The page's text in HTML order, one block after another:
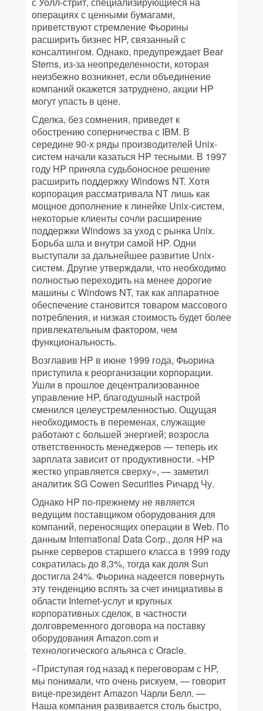
операциях с ценными бумагами,
приветствуют стремление Фьорины
расширить бизнес HP, связанный с
консалтингом. Однако, предупреждает Bear
Sterns, из-за неопределенности, которая
неизбежно возникнет, если объединение
компаний окажется затруднено, акции HP
могут упасть в цене.
Сделка, без сомнения, приведет к
обострению соперничества с IBM. В
середине 90-х ряды производителей Unix-
систем начали казаться HP тесными. В 1997
году HP приняла судьбоносное решение
расширить поддержку Windows NT. Хотя
корпорация рассматривала NT лишь как
мощное дополнение к линейке Unix-систем,
некоторые клиенты сочли расширение
поддержки Windows за уход с рынка Unix.
Борьба шла и внутри самой HP. Одни
выступали за дальнейшее развитие Unix-
систем. Другие утверждали, что необходимо
полностью переходить на менее дорогие
машины с Windows NT, так как аппаратное
обеспечение становится товаром массового
потребления, и низкая стоимость будет более
привлекательным фактором, чем
функциональность.
Возглавив HP в июне 1999 года, Фьорина
приступила к реорганизации корпорации.
Ушли в прошлое децентрализованное
управление HP, благодушный настрой
сменился целеустремленностью. Ощущая
необходимость в переменах, служащие
работают с большей энергией; возросла
ответственность менеджеров — теперь их
зарплата зависит от продуктивности. «HP
жестко управляется сверху», — заметил
аналитик SG Cowen Securities Ричард Чу.
Однако HP по-прежнему не является
ведущим поставщиком оборудования для
компаний, переносящих операции в Web. По
данным International Data Corp., доля HP на
рынке серверов старшего класса в 1999 году
сократилась до 8,3%, тогда как доля Sun
достигла 24%. Фьорина надеется повернуть
эту тенденцию вспять за счет инициативы в
области Internet-услуг и крупных
корпоративных сделок, в частности
долговременного договора на поставку
оборудования Amazon.com и
технологического альянса с Oracle.
«Приступая год назад к переговорам с HP,
мы понимали, что очень рискуем, — говорит
вице-президент Amazon Чарли Белл. —
Наша компания развивается столь быстро,